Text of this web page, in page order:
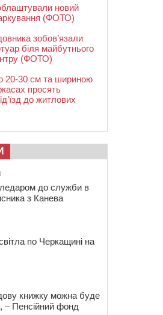
новий
(ФОТО)
зобов’язали
біля майбутнього
(ФОТО)
20-30 см та шириною
просять
до житлових
до служби в
з Канева
по Черкащині на
книжку можна буде
– Пенсійний фонд